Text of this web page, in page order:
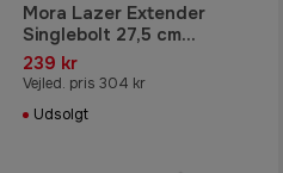
Mora Lazer Extender
Singlebolt 27,5 cm
Förlängare
239 kr
Vejled. pris 304 kr
Udsolgt